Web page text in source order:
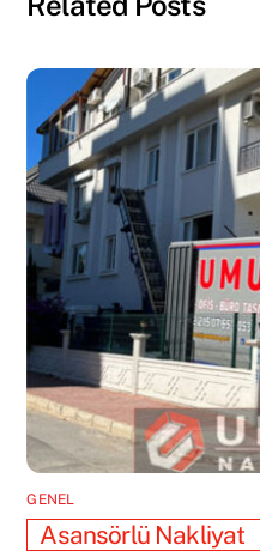
GENEL
Asansörlü Nakliyat